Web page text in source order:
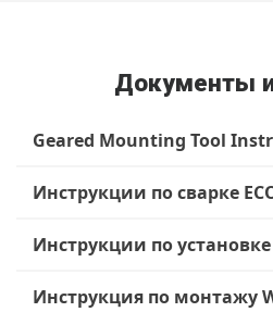
Документы
Geared Mounting Tool
Инструкции по сварке
Инструкции по установке
Инструкция по монтажу